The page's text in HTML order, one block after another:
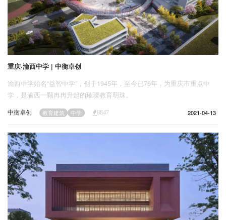
重庆·渝西中学 | 中衡卓创
渝西中学始名“益智中学”，创于1945年，至今已76年，为重庆市重点中
学，是渝西一颗冉冉升起的璀璨教育明珠。
中衡卓创 教育建筑 中学 8847 2021-04-13